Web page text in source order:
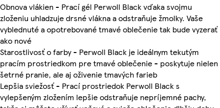
Obnova vlákien - Prací gél Perwoll Black vďaka svojmu
zloženiu uhladzuje drsné vlákna a odstraňuje žmolky. Vaše
vyblednuté a opotrebované tmavé oblečenie tak bude vyzerať
ako nové
Starostlivosť o farby - Perwoll Black je ideálnym tekutým
pracím prostriedkom pre tmavé oblečenie - poskytuje nielen
šetrné pranie, ale aj oživenie tmavých farieb
Lepšia sviežosť - Prací prostriedok Perwoll Black s
vylepšeným zložením lepšie odstraňuje nepríjemné pachy,